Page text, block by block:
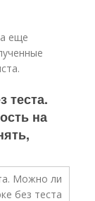
еще
теста.
на